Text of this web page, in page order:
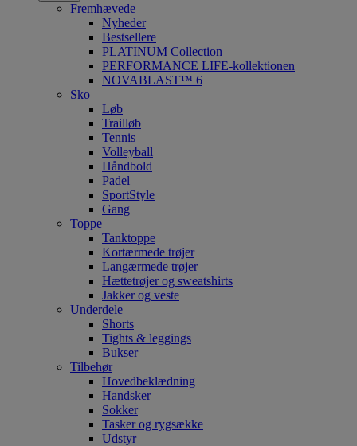
Fremhævede
Nyheder
Bestsellere
PLATINUM Collection
PERFORMANCE LIFE-kollektionen
NOVABLAST™ 6
Sko
Løb
Trailløb
Tennis
Volleyball
Håndbold
Padel
SportStyle
Gang
Toppe
Tanktoppe
Kortærmede trøjer
Langærmede trøjer
Hættetrøjer og sweatshirts
Jakker og veste
Underdele
Shorts
Tights & leggings
Bukser
Tilbehør
Hovedbeklædning
Handsker
Sokker
Tasker og rygsække
Udstyr